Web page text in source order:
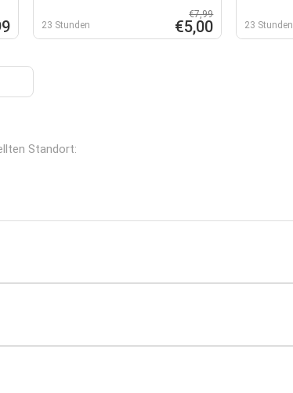
23 Stunden
€7,99
€5,00 23 Stunden
Standort: